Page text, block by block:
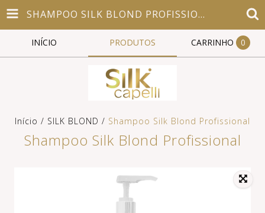
SHAMPOO SILK BLOND PROFISSIONAL
INÍCIO PRODUTOS CARRINHO 0
Início / SILK BLOND / Shampoo Silk Blond Profissional
Shampoo Silk Blond Profissional